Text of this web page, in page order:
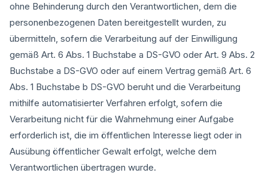
ohne Behinderung durch den Verantwortlichen, dem die
personenbezogenen Daten bereitgestellt wurden, zu
übermitteln, sofern die Verarbeitung auf der Einwilligung
gemäß Art. 6 Abs. 1 Buchstabe a DS-GVO oder Art. 9 Abs. 2
Buchstabe a DS-GVO oder auf einem Vertrag gemäß Art. 6
Abs. 1 Buchstabe b DS-GVO beruht und die Verarbeitung
mithilfe automatisierter Verfahren erfolgt, sofern die
Verarbeitung nicht für die Wahrnehmung einer Aufgabe
erforderlich ist, die im öffentlichen Interesse liegt oder in
Ausübung öffentlicher Gewalt erfolgt, welche dem
Verantwortlichen übertragen wurde.